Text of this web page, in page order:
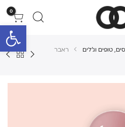
פתח
0
טופים וג'לים
ראבר